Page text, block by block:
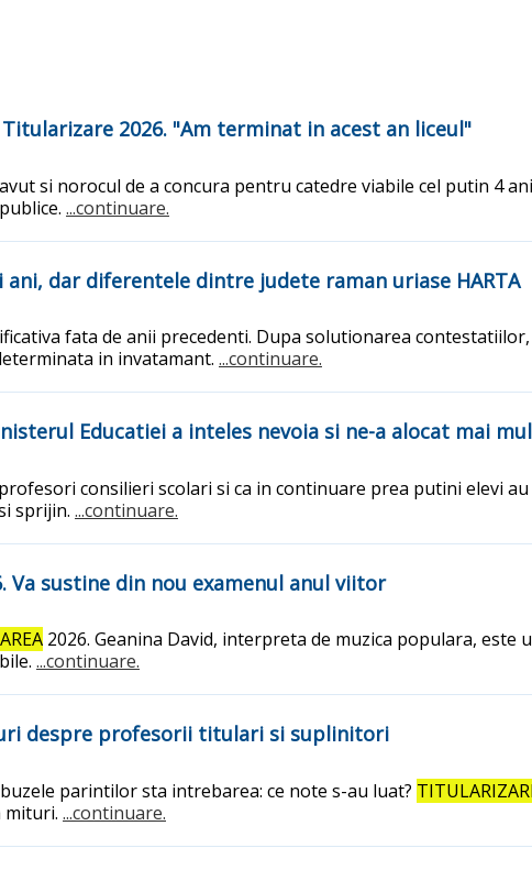
2026. "Am terminat in acest an liceul"
si norocul de a concura pentru catedre viabile cel putin 4
...continuare.
dar diferentele dintre judete raman uriase HARTA
fata de anii precedenti. Dupa solutionarea
in invatamant. ...continuare.
Educatiei a inteles nevoia si ne-a alocat mai
consilieri scolari si ca in continuare prea putini elevi
sprijin. ...continuare.
Va sustine din nou examenul anul viitor
2026. Geanina David, interpreta de muzica populara,
...continuare.
despre profesorii titulari si suplinitori
parintilor sta intrebarea: ce note s-au luat?
mituri. ...continuare.